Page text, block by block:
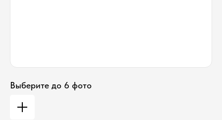
Выберите до 6 фото